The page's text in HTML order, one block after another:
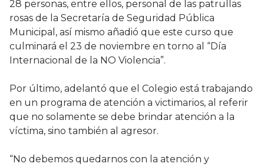
28 personas, entre ellos, personal de las patrullas
rosas de la Secretaría de Seguridad Pública
Municipal, así mismo añadió que este curso que
culminará el 23 de noviembre en torno al “Día
Internacional de la NO Violencia”.
Por último, adelantó que el Colegio está trabajando
en un programa de atención a victimarios, al referir
que no solamente se debe brindar atención a la
víctima, sino también al agresor.
“No debemos quedarnos con la atención y